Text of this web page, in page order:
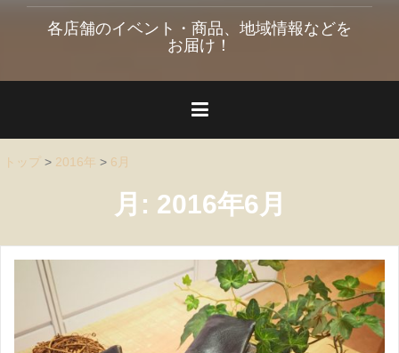
各店舗のイベント・商品、地域情報などを
お届け！
トップ > 2016年 > 6月
月: 2016年6月